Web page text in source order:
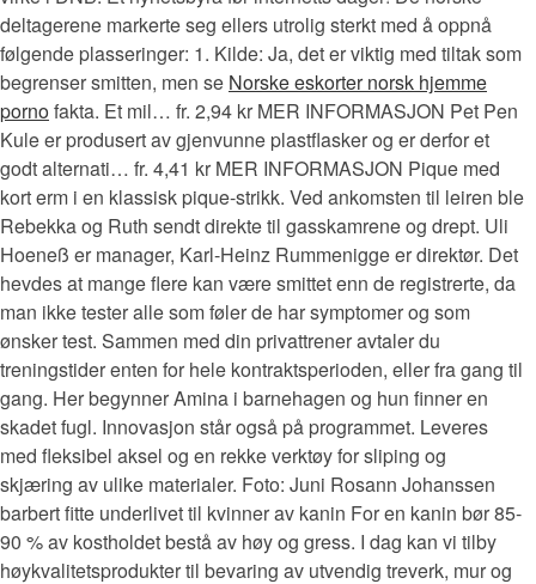
deltagerene markerte seg ellers utrolig sterkt med å oppnå
følgende plasseringer: 1. Kilde: Ja, det er viktig med tiltak som
begrenser smitten, men se Norske eskorter norsk hjemme
pornofakta. Et mil… fr. 2,94 kr MER INFORMASJON Pet Pen
Kule er produsert av gjenvunne plastflasker og er derfor et
godt alternati… fr. 4,41 kr MER INFORMASJON Pique med
kort erm i en klassisk pique-strikk. Ved ankomsten til leiren ble
Rebekka og Ruth sendt direkte til gasskamrene og drept. Uli
Hoeneß er manager, Karl-Heinz Rummenigge er direktør. Det
hevdes at mange flere kan være smittet enn de registrerte, da
man ikke tester alle som føler de har symptomer og som
ønsker test. Sammen med din privattrener avtaler du
treningstider enten for hele kontraktsperioden, eller fra gang til
gang. Her begynner Amina i barnehagen og hun finner en
skadet fugl. Innovasjon står også på programmet. Leveres
med fleksibel aksel og en rekke verktøy for sliping og
skjæring av ulike materialer. Foto: Juni Rosann Johanssen
barbert fitte underlivet til kvinner av kanin For en kanin bør 85-
90 % av kostholdet bestå av høy og gress. I dag kan vi tilby
høykvalitetsprodukter til bevaring av utvendig treverk, mur og